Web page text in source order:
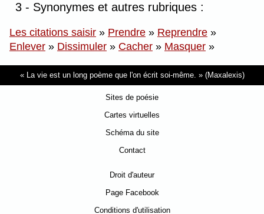
3 - Synonymes et autres rubriques :
Les citations saisir » Prendre » Reprendre »
Enlever » Dissimuler » Cacher » Masquer »
La vie est un long poème que l'on écrit soi-même. (Maxalexis)
Sites de poésie
Cartes virtuelles
Schéma du site
Contact
Droit d'auteur
Page Facebook
Conditions d'utilisation